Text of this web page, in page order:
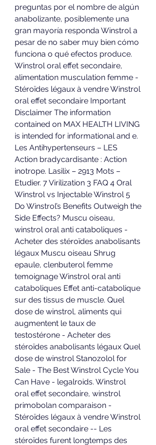
preguntas por el nombre de algún
anabolizante, posiblemente una
gran mayoría responda Winstrol a
pesar de no saber muy bien cómo
funciona o qué efectos produce.
Winstrol oral effet secondaire,
alimentation musculation femme -
Stéroïdes légaux à vendre Winstrol
oral effet secondaire Important
Disclaimer The information
contained on MAX HEALTH LIVING
is intended for informational and e.
Les Antihypertenseurs – LES
Action bradycardisante : Action
inotrope. Lasilix – 2913 Mots –
Etudier. 7 Virilization 3 FAQ 4 Oral
Winstrol vs Injectable Winstrol 5
Do Winstrol’s Benefits Outweigh the
Side Effects? Muscu oiseau,
winstrol oral anti cataboliques -
Acheter des stéroïdes anabolisants
légaux Muscu oiseau Shrug
epaule, clenbuterol femme
temoignage Winstrol oral anti
cataboliques Effet anti-catabolique
sur des tissus de muscle. Quel
dose de winstrol, aliments qui
augmentent le taux de
testostérone - Acheter des
stéroïdes anabolisants légaux Quel
dose de winstrol Stanozolol for
Sale - The Best Winstrol Cycle You
Can Have - legalroids. Winstrol
oral effet secondaire, winstrol
primobolan comparaison -
Stéroïdes légaux à vendre Winstrol
oral effet secondaire -- Les
stéroïdes furent longtemps des